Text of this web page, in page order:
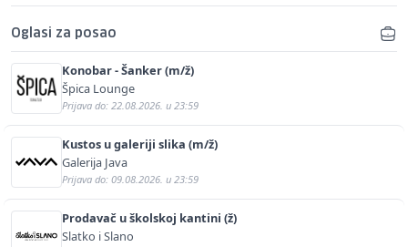
Oglasi za posao
Konobar - Šanker (m/ž)
Špica Lounge
Prijava do: 22.08.2026. u 23:59
Kustos u galeriji slika (m/ž)
Galerija Java
Prijava do: 09.08.2026. u 23:59
Prodavač u školskoj kantini (ž)
Slatko i Slano